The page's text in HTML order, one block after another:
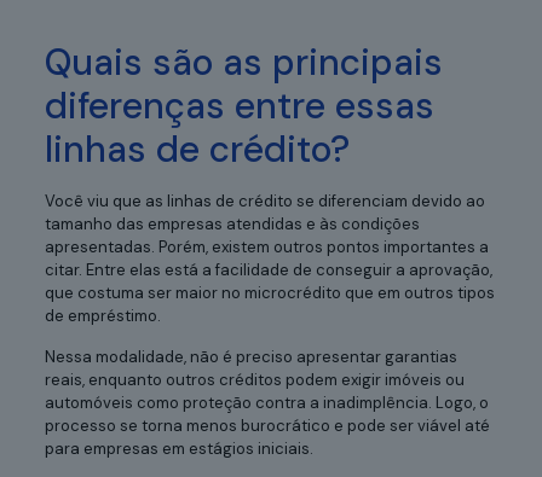
Quais são as principais
diferenças entre essas
linhas de crédito?
Você viu que as linhas de crédito se diferenciam devido ao
tamanho das empresas atendidas e às condições
apresentadas. Porém, existem outros pontos importantes a
citar. Entre elas está a facilidade de conseguir a aprovação,
que costuma ser maior no microcrédito que em outros tipos
de empréstimo.
Nessa modalidade, não é preciso apresentar garantias
reais, enquanto outros créditos podem exigir imóveis ou
automóveis como proteção contra a inadimplência. Logo, o
processo se torna menos burocrático e pode ser viável até
para empresas em estágios iniciais.